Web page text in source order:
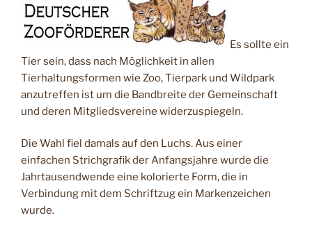
Es sollte ein
Tier sein, dass nach Möglichkeit in allen
Tierhaltungsformen wie Zoo, Tierpark und Wildpark
anzutreffen ist um die Bandbreite der Gemeinschaft
und deren Mitgliedsvereine widerzuspiegeln.
Die Wahl fiel damals auf den Luchs. Aus einer
einfachen Strichgrafik der Anfangsjahre wurde die
Jahrtausendwende eine kolorierte Form, die in
Verbindung mit dem Schriftzug ein Markenzeichen
wurde.